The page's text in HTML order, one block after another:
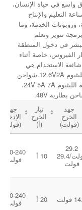
واسع في حياة الإنسان،
التعليم والإنتاج
وروبوتات الخدمة، وما
تنوير وتعلم
في دخول المنطقة
الفيروس، خاصة أثناء
الاستخدام هي
شاحن بطارية الليثيوم 12.6V1A وشاحن بطارية الليثيوم 12.6V2A.شواحن
روبوت التطهير شائعة الاستخدام هي شاحن بطارية الليثيوم 24V 5A 7A،
جهد
الخرج
(فولت)
تيار
الخرج
(أ)
جهد
الإدخال
(فولت)
29.2
فولت/29.4
فولت
10 أ 100-240
فولت
20 أ 100-240
فولت